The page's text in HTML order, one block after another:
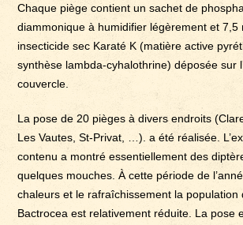
Chaque piège contient un sachet de
diammonique à humidifier légèrement et 7,5
insecticide sec Karaté K (matière active
synthèse lambda-cyhalothrine) déposée sur
couvercle.
La pose de 20 pièges à divers endroits
Les Vautes, St-Privat, …). a été réalisée.
contenu a montré essentiellement des
quelques mouches. À cette période de
chaleurs et le rafraîchissement la population
Bactrocea est relativement réduite. La pose